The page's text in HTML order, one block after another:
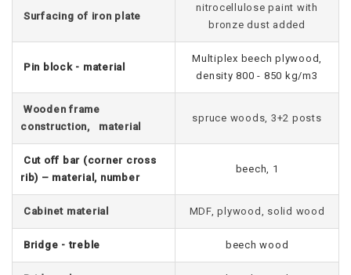
Surfacing of iron plate
nitrocellulose paint with
bronze dust added
Pin block - material
Multiplex beech plywood,
density 800 - 850 kg/m3
Wooden frame
construction, material
spruce woods, 3+2 posts
Cut off bar (corner cross
rib) – material, number
beech, 1
Cabinet material MDF, plywood, solid wood
Bridge - treble beech wood